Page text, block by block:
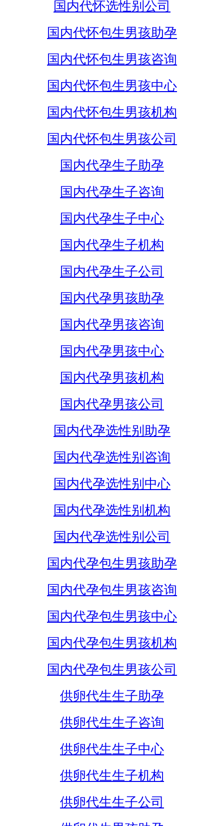
国内代怀选性别公司
国内代怀包生男孩助孕
国内代怀包生男孩咨询
国内代怀包生男孩中心
国内代怀包生男孩机构
国内代怀包生男孩公司
国内代孕生子助孕
国内代孕生子咨询
国内代孕生子中心
国内代孕生子机构
国内代孕生子公司
国内代孕男孩助孕
国内代孕男孩咨询
国内代孕男孩中心
国内代孕男孩机构
国内代孕男孩公司
国内代孕选性别助孕
国内代孕选性别咨询
国内代孕选性别中心
国内代孕选性别机构
国内代孕选性别公司
国内代孕包生男孩助孕
国内代孕包生男孩咨询
国内代孕包生男孩中心
国内代孕包生男孩机构
国内代孕包生男孩公司
供卵代生生子助孕
供卵代生生子咨询
供卵代生生子中心
供卵代生生子机构
供卵代生生子公司